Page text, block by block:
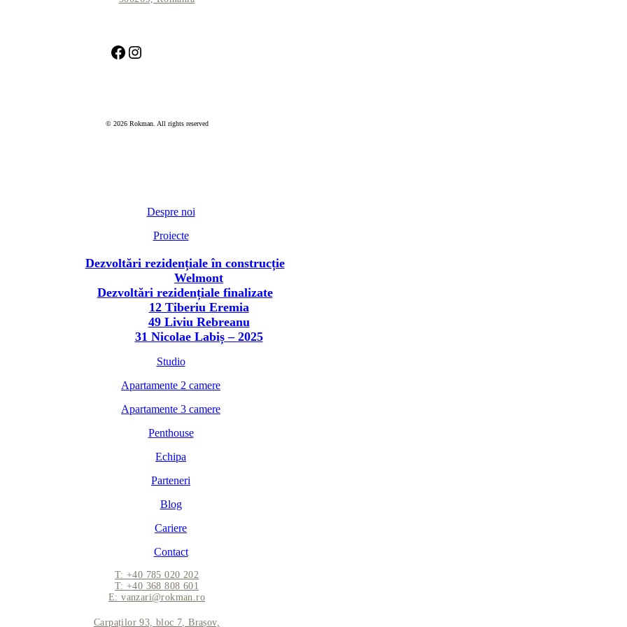
Facebook Instagram
© 2026 Rokman. All rights reserved
Despre noi
Proiecte
Dezvoltări rezidențiale în construcție
Welmont
Dezvoltări rezidențiale finalizate
12 Tiberiu Eremia
49 Liviu Rebreanu
31 Nicolae Labiș – 2025
Studio
Apartamente 2 camere
Apartamente 3 camere
Penthouse
Echipa
Parteneri
Blog
Cariere
Contact
T: +40 785 020 202
T: +40 368 808 601
E: vanzari@rokman.ro
Carpaților 93, bloc 7, Brașov,